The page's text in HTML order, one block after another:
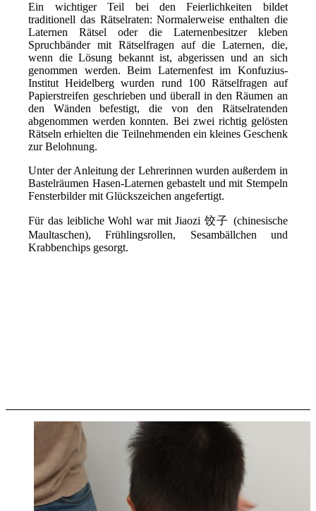
Ein wichtiger Teil bei den Feierlichkeiten bildet
traditionell das Rätselraten: Normalerweise enthalten die
Laternen Rätsel oder die Laternenbesitzer kleben
Spruchbänder mit Rätselfragen auf die Laternen, die,
wenn die Lösung bekannt ist, abgerissen und an sich
genommen werden. Beim Laternenfest im Konfuzius-
Institut Heidelberg wurden rund 100 Rätselfragen auf
Papierstreifen geschrieben und überall in den Räumen an
den Wänden befestigt, die von den Rätselratenden
abgenommen werden konnten. Bei zwei richtig gelösten
Rätseln erhielten die Teilnehmenden ein kleines Geschenk
zur Belohnung.
Unter der Anleitung der Lehrerinnen wurden außerdem in
Bastelräumen Hasen-Laternen gebastelt und mit Stempeln
Fensterbilder mit Glückszeichen angefertigt.
Für das leibliche Wohl war mit Jiaozi 饺子 (chinesische
Maultaschen), Frühlingsrollen, Sesambällchen und
Krabbenchips gesorgt.